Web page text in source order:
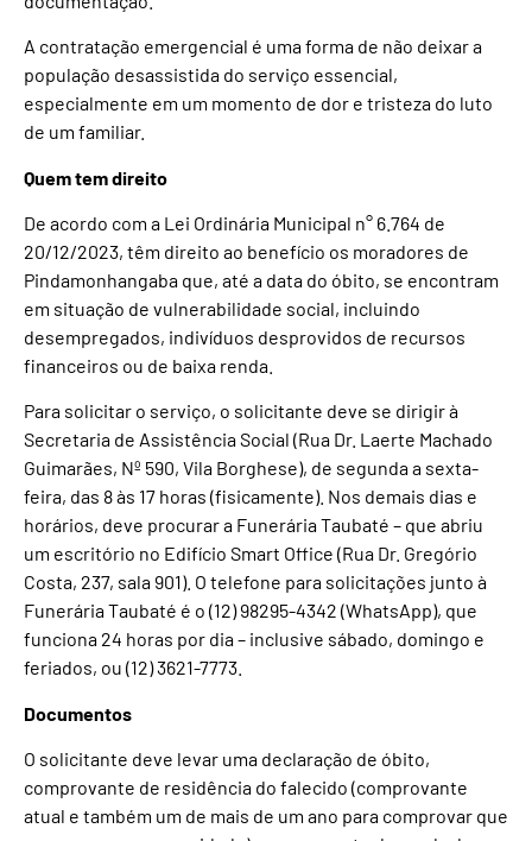
A contratação emergencial é uma forma de não deixar a
população desassistida do serviço essencial,
especialmente em um momento de dor e tristeza do luto
de um familiar.
Quem tem direito
De acordo com a Lei Ordinária Municipal n° 6.764 de
20/12/2023, têm direito ao benefício os moradores de
Pindamonhangaba que, até a data do óbito, se encontram
em situação de vulnerabilidade social, incluindo
desempregados, indivíduos desprovidos de recursos
financeiros ou de baixa renda.
Para solicitar o serviço, o solicitante deve se dirigir à
Secretaria de Assistência Social (Rua Dr. Laerte Machado
Guimarães, Nº 590, Vila Borghese), de segunda a sexta-
feira, das 8 às 17 horas (fisicamente). Nos demais dias e
horários, deve procurar a Funerária Taubaté – que abriu
um escritório no Edifício Smart Office (Rua Dr. Gregório
Costa, 237, sala 901). O telefone para solicitações junto à
Funerária Taubaté é o (12) 98295-4342 (WhatsApp), que
funciona 24 horas por dia – inclusive sábado, domingo e
feriados, ou (12) 3621-7773.
Documentos
O solicitante deve levar uma declaração de óbito,
comprovante de residência do falecido (comprovante
atual e também um de mais de um ano para comprovar que